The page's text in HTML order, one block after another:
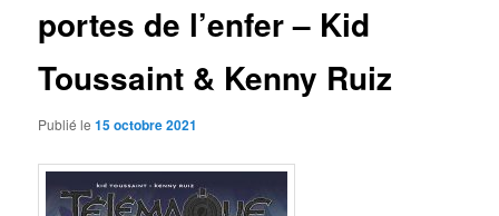
portes de l’enfer – Kid
Toussaint & Kenny Ruiz
Publié le15 octobre 2021